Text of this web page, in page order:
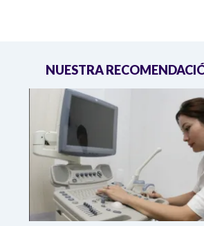
NUESTRA